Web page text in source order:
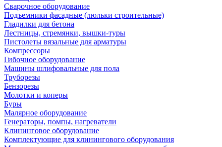
Сварочное оборудование
Подъемники фасадные (люльки строительные)
Гладилки для бетона
Лестницы, стремянки, вышки-туры
Пистолеты вязальные для арматуры
Компрессоры
Гибочное оборудование
Машины шлифовальные для пола
Труборезы
Бензорезы
Молотки и коперы
Буры
Малярное оборудование
Генераторы, помпы, нагреватели
Клининговое оборудование
Комплектующие для клинингового оборудования